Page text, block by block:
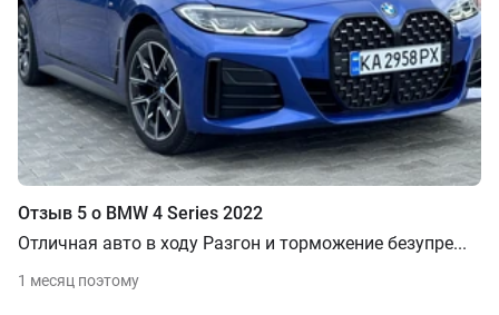
Отзыв 5 о BMW 4 Series 2022
Отличная авто в ходу Разгон и торможение безупре...
1 месяц поэтому